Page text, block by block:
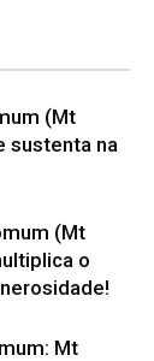
(Mt
sustenta na
(Mt
o
Mt